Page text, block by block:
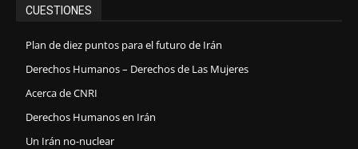
CUESTIONES
Plan de diez puntos para el futuro de Irán
Derechos Humanos – Derechos de Las Mujeres
Acerca de CNRI
Derechos Humanos en Irán
Un Irán no-nuclear